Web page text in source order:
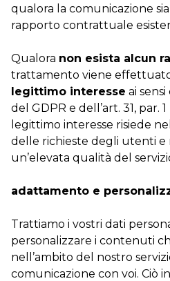
qualora la comunicazione
rapporto contrattuale
Qualora non esista alcun
trattamento viene
legittimo interesse ai sensi
del GDPR e dell’art. 31, par.
legittimo interesse risiede
delle richieste degli utenti e
un’elevata qualità del
adattamento e
Trattiamo i vostri dati
personalizzare i contenuti
nell’ambito del nostro
comunicazione con voi. Ciò